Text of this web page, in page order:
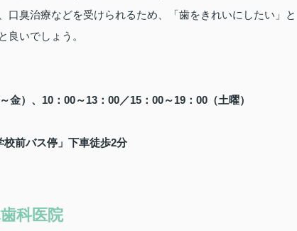
臭治療などを受けられるため、「歯をきれいにしたい」と
良いでしょう。
）、10：00～13：00／15：00～19：00（土曜）
前バス停」下車徒歩2分
科医院